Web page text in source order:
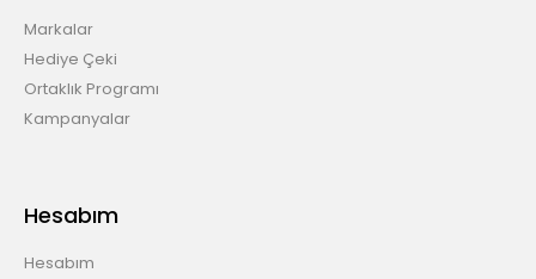
Markalar
Hediye Çeki
Ortaklık Programı
Kampanyalar
Hesabım
Hesabım